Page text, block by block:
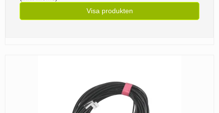
Visa produkten